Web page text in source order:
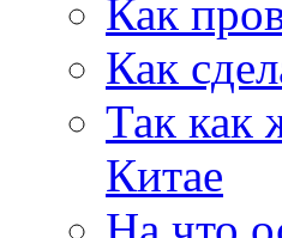
Как
Как
Так как
Китае